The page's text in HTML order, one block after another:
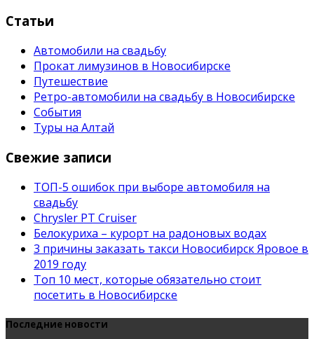
Статьи
Автомобили на свадьбу
Прокат лимузинов в Новосибирске
Путешествие
Ретро-автомобили на свадьбу в Новосибирске
События
Туры на Алтай
Свежие записи
ТОП-5 ошибок при выборе автомобиля на
свадьбу
Chrysler PT Cruiser
Белокуриха – курорт на радоновых водах
3 причины заказать такси Новосибирск Яровое в
2019 году
Топ 10 мест, которые обязательно стоит
посетить в Новосибирске
Последние новости